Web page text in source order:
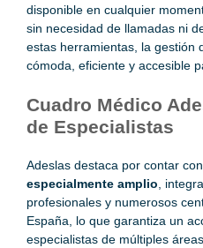
disponible en cualquier
sin necesidad de llamadas ni
estas herramientas, la gestión
cómoda, eficiente y accesible
Cuadro Médico
de Especialistas
Adeslas destaca por contar
especialmente amplio ,
profesionales y numerosos
España, lo que garantiza un
especialistas de múltiples